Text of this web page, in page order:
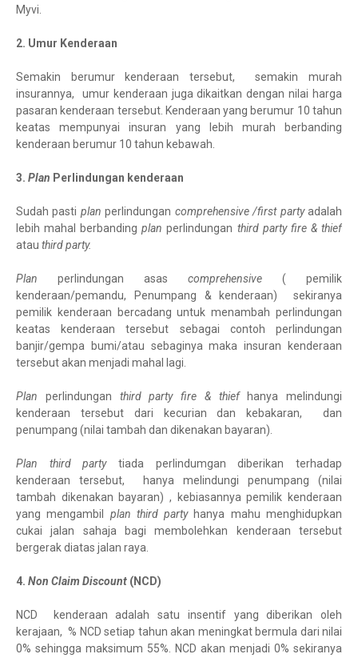
Myvi.
2. Umur Kenderaan
Semakin berumur kenderaan tersebut, semakin murah
insurannya, umur kenderaan juga dikaitkan dengan nilai harga
pasaran kenderaan tersebut. Kenderaan yang berumur 10 tahun
keatas mempunyai insuran yang lebih murah berbanding
kenderaan berumur 10 tahun kebawah.
3. Plan Perlindungan kenderaan
Sudah pasti plan perlindungan comprehensive /first partyadalah
lebih mahal berbandingplan perlindungan third party fire & thief
atau third party.
Plan perlindungan asas comprehensive ( pemilik
kenderaan/pemandu, Penumpang & kenderaan) sekiranya
pemilik kenderaan bercadang untuk menambah perlindungan
keatas kenderaan tersebut sebagai contoh perlindungan
banjir/gempa bumi/atau sebaginya maka insuran kenderaan
tersebut akan menjadi mahal lagi.
Plan perlindungan third party fire & thiefhanya melindungi
kenderaan tersebut dari kecurian dan kebakaran, dan
penumpang (nilai tambah dan dikenakan bayaran).
Plan third partytiada perlindumgan diberikan terhadap
kenderaan tersebut, hanya melindungi penumpang (nilai
tambah dikenakan bayaran) , kebiasannya pemilik kenderaan
yang mengambil plan third party hanya mahu menghidupkan
cukai jalan sahaja bagi membolehkan kenderaan tersebut
bergerak diatas jalan raya.
4. Non Claim Discount (NCD)
NCD kenderaan adalah satu insentif yang diberikan oleh
kerajaan, % NCD setiap tahun akan meningkat bermula dari nilai
0% sehingga maksimum 55%. NCD akan menjadi 0% sekiranya